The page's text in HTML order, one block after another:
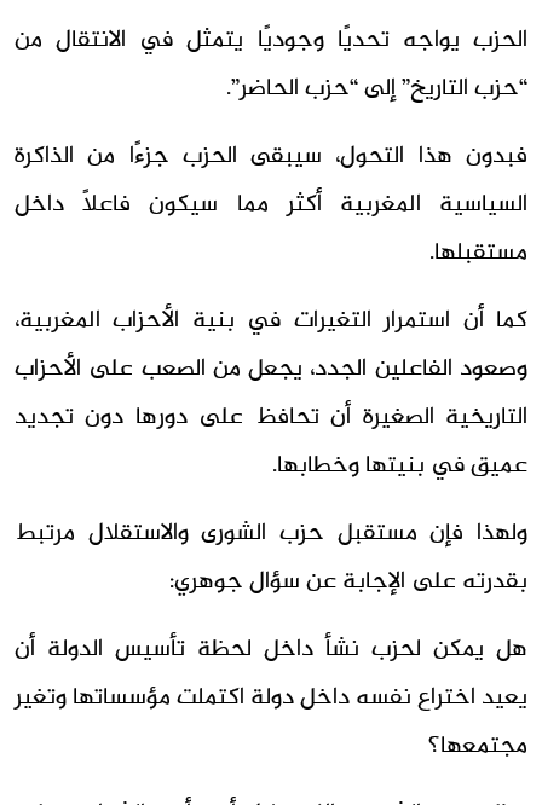
الحزب يواجه تحديًا وجوديًا يتمثل في الانتقال من
“حزب التاريخ” إلى “حزب الحاضر”.
فبدون هذا التحول، سيبقى الحزب جزءًا من الذاكرة
السياسية المغربية أكثر مما سيكون فاعلًا داخل
مستقبلها.
كما أن استمرار التغيرات في بنية الأحزاب المغربية،
وصعود الفاعلين الجدد، يجعل من الصعب على الأحزاب
التاريخية الصغيرة أن تحافظ على دورها دون تجديد
عميق في بنيتها وخطابها.
ولهذا فإن مستقبل حزب الشورى والاستقلال مرتبط
بقدرته على الإجابة عن سؤال جوهري:
هل يمكن لحزب نشأ داخل لحظة تأسيس الدولة أن
يعيد اختراع نفسه داخل دولة اكتملت مؤسساتها وتغير
مجتمعها؟